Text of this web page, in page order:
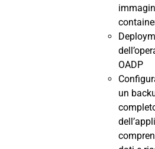
OADP
un